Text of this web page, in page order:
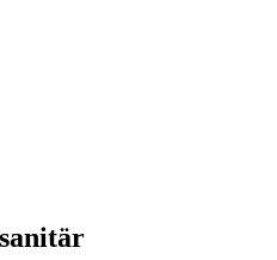
sanitär